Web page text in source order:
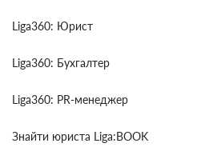
Liga360: Юрист
Liga360: Бухгалтер
Liga360: PR-менеджер
Знайти юриста Liga:BOOK